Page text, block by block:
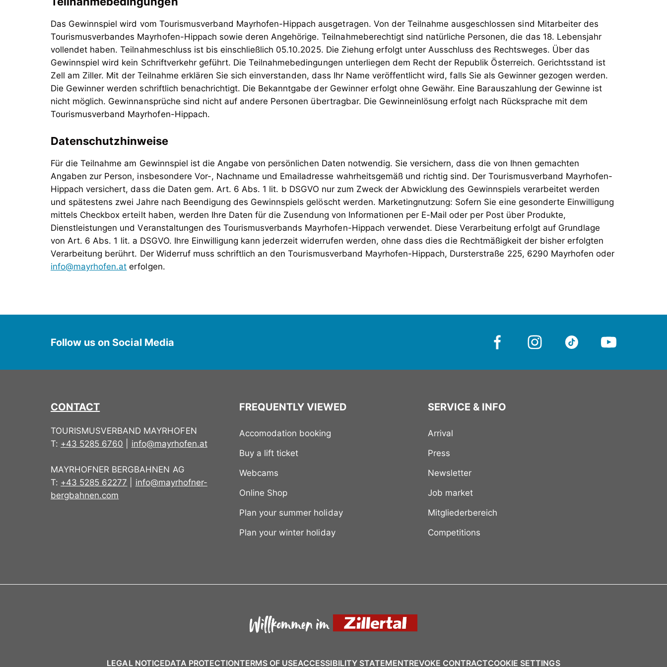
Das Gewinnspiel wird vom Tourismusverband Mayrhofen-Hippach ausgetragen. Von der Teilnahme ausgeschlossen sind Mitarbeiter des
Tourismusverbandes Mayrhofen-Hippach sowie deren Angehörige. Teilnahmeberechtigt sind natürliche Personen, die das 18. Lebensjahr
vollendet haben. Teilnahmeschluss ist bis einschließlich 05.10.2025. Die Ziehung erfolgt unter Ausschluss des Rechtsweges. Über das
Gewinnspiel wird kein Schriftverkehr geführt. Die Teilnahmebedingungen unterliegen dem Recht der Republik Österreich. Gerichtsstand ist
Zell am Ziller. Mit der Teilnahme erklären Sie sich einverstanden, dass Ihr Name veröffentlicht wird, falls Sie als Gewinner gezogen werden.
Die Gewinner werden schriftlich benachrichtigt. Die Bekanntgabe der Gewinner erfolgt ohne Gewähr. Eine Barauszahlung der Gewinne ist
nicht möglich. Gewinnansprüche sind nicht auf andere Personen übertragbar. Die Gewinneinlösung erfolgt nach Rücksprache mit dem
Datenschutzhinweise
Für die Teilnahme am Gewinnspiel ist die Angabe von persönlichen Daten notwendig. Sie versichern, dass die von Ihnen gemachten
Angaben zur Person, insbesondere Vor-, Nachname und Emailadresse wahrheitsgemäß und richtig sind. Der Tourismusverband Mayrhofen-
Hippach versichert, dass die Daten gem. Art. 6 Abs. 1 lit. b DSGVO nur zum Zweck der Abwicklung des Gewinnspiels verarbeitet werden
und spätestens zwei Jahre nach Beendigung des Gewinnspiels gelöscht werden. Marketingnutzung: Sofern Sie eine gesonderte Einwilligung
mittels Checkbox erteilt haben, werden Ihre Daten für die Zusendung von Informationen per E-Mail oder per Post über Produkte,
Dienstleistungen und Veranstaltungen des Tourismusverbands Mayrhofen-Hippach verwendet. Diese Verarbeitung erfolgt auf Grundlage
von Art. 6 Abs. 1 lit. a DSGVO. Ihre Einwilligung kann jederzeit widerrufen werden, ohne dass dies die Rechtmäßigkeit der bisher erfolgten
Verarbeitung berührt. Der Widerruf muss schriftlich an den Tourismusverband Mayrhofen-Hippach, Dursterstraße 225, 6290 Mayrhofen oder
info@mayrhofen.at erfolgen.
Follow us on Social Media
CONTACT
TOURISMUSVERBAND MAYRHOFEN
T: +43 5285 6760 info@mayrhofen.at
MAYRHOFNER BERGBAHNEN AG
T: +43 5285 62277
info@mayrhofner-
bergbahnen.com
FREQUENTLY VIEWED
Accomodation booking
Buy a lift ticket
Webcams
Online Shop
Plan your summer holiday
Plan your winter holiday
SERVICE & INFO
Arrival
Press
Newsletter
Job market
Mitgliederbereich
Competitions
LEGAL NOTICEDATA PROTECTIONTERMS OF USEACCESSIBILITY STATEMENTREVOKE CONTRACTCOOKIE SETTINGS